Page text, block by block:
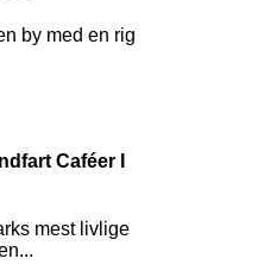
by med en rig
Caféer I
mest livlige